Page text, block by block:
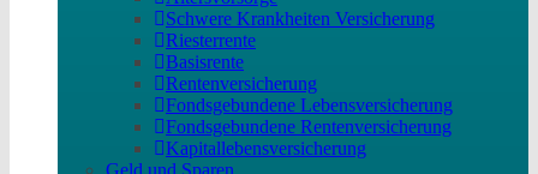
Schwere Krankheiten Versicherung
Riesterrente
Basisrente
Rentenversicherung
Fondsgebundene Lebensversicherung
Fondsgebundene Rentenversicherung
Kapitallebensversicherung
Geld und Sparen